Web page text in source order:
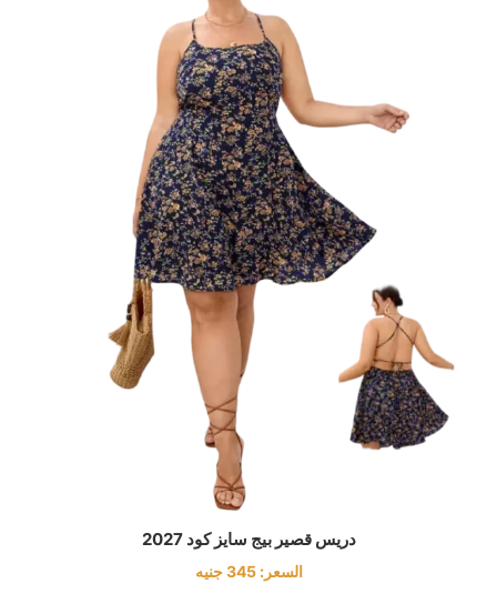
دريس قصير بيج سايز كود 2027
السعر:345 جنيه